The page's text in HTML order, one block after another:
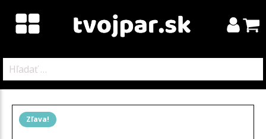
Zľava!